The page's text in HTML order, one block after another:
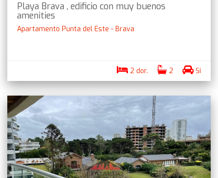
Playa Brava , edificio con muy buenos
amenities
Apartamento Punta del Este - Brava
2 dor. 2 Si